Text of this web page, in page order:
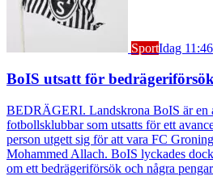
SportIdag 11:46
BoIS utsatt för
BEDRÄGERI. Landskrona BoIS är en
fotbollsklubbar som utsatts för ett
person utgett sig för att vara FC
Mohammed Allach. BoIS lyckades
om ett bedrägeriförsök och några